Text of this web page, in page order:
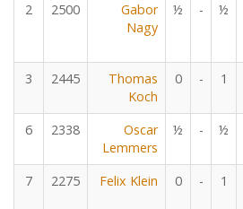
2 2500
Gabor
Nagy
½ - ½
3 2445
Thomas
Koch
0 - 1
6 2338
Oscar
Lemmers
½ - ½
7 2275 Felix Klein 0 - 1